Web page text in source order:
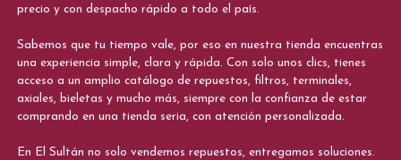
precio y con despacho rápido a todo el país.
Sabemos que tu tiempo vale, por eso en nuestra tienda encuentras
una experiencia simple, clara y rápida. Con solo unos clics, tienes
acceso a un amplio catálogo de repuestos, filtros, terminales,
axiales, bieletas y mucho más, siempre con la confianza de estar
comprando en una tienda seria, con atención personalizada.
En El Sultán no solo vendemos repuestos, entregamos soluciones.